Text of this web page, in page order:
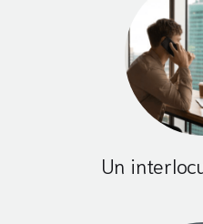
Un